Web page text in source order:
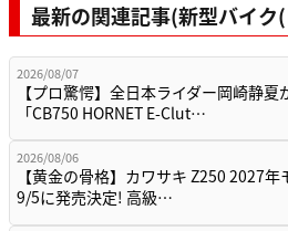
最新の関連記事(新型バイク
2026/08/07
【プロ驚愕】全日本ライダー岡崎静夏
「CB750 HORNET E-Clut…
2026/08/06
【黄金の骨格】カワサキ Z250 2027年
9/5に発売決定! 高級…